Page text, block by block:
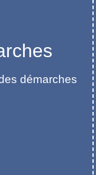
démarches